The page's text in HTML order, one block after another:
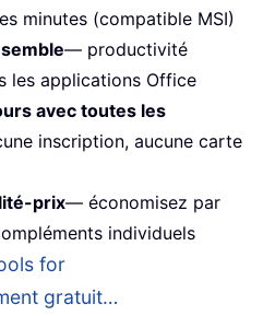
minutes (compatible MSI)
— productivité
les applications Office
avec toutes les
inscription, aucune carte
prix— économisez par
individuels
for
gratuit…